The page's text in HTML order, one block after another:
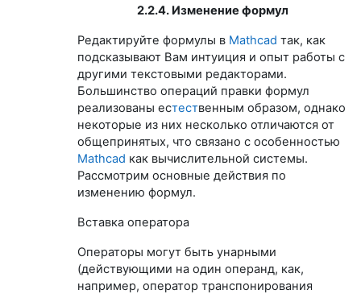
2.2.4. Изменение формул
Редактируйте формулы в Mathcad так, как
подсказывают Вам интуиция и опыт работы с
другими текстовыми редакторами.
Большинство операций правки формул
реализованы естественным образом, однако
некоторые из них несколько отличаются от
общепринятых, что связано с особенностью
Mathcad как вычислительной системы.
Рассмотрим основные действия по
изменению формул.
Вставка оператора
Операторы могут быть унарными
(действующими на один операнд, как,
например, оператор транспонирования